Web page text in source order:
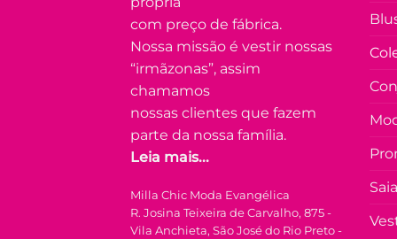
página
do
produto
RESORT
Vestido
Com Lastex
Carla –
Peach Fuzz
Vista no Pix
Em até5x
deR$20.19
(com juros)
com preço de fábrica.
Nossa missão é vestir nossas
“irmãzonas”, assim
chamamos
nossas clientes que fazem
parte da nossa família.
Leia mais...
Milla Chic Moda Evangélica
R. Josina Teixeira de Carvalho, 875 -
Vila Anchieta, São José do Rio Preto -